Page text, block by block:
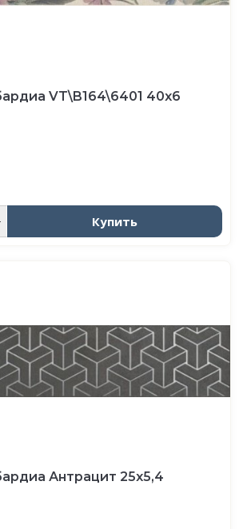
VT\B164\6401 40х6
Купить
Антрацит 25х5,4